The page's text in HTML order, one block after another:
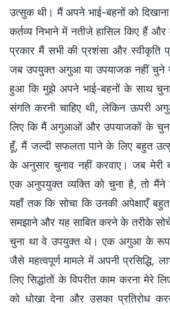
उत्सुक थी। मैं अपने भाई-बहनों को
कर्तव्य निभाने में नतीजे हासिल किए हैं और
प्रकार मैं सभी की प्रशंसा और स्वीकृति
जब उपयुक्त अगुआ या उपयाजक नहीं चुने
हुआ कि मुझे अपने भाई-बहनों के साथ
संगति करनी चाहिए थी, लेकिन ऊपरी
लिए कि मैं अगुआओं और उपयाजकों के
हूँ, मैं जल्दी सफलता पाने के लिए बहुत
के अनुसार चुनाव नहीं करवाए। जब मेरी
एक अनुपयुक्त व्यक्ति को चुना है, तो मैंने
यहाँ तक कि सोचा कि उनकी अपेक्षाएँ
समझाने और यह साबित करने के तरीके
चुना था वे उपयुक्त थे। एक अगुआ के रूप
जैसे महत्वपूर्ण मामले में अपनी प्रसिद्धि,
लिए सिद्धांतों के विपरीत काम करना मेरे
को धोखा देना और उसका प्रतिरोध